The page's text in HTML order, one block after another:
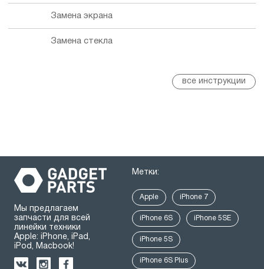
Замена экрана
Замена стекла
все инструкции
Мы предлагаем
запчасти для всей
линейки техники
Apple: iPhone, iPad,
iPod, Macbook!
Метки:
Apple iPhone 7
iPhone 6S iPhone 5SE
iPhone 5S
iPhone 6S Plus